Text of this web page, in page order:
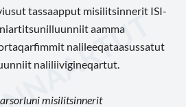
tassaapput misilitsinnerit ISI-
aamma
nalileeqataasussatut
naliliivigineqartut.
misilitsinnerit